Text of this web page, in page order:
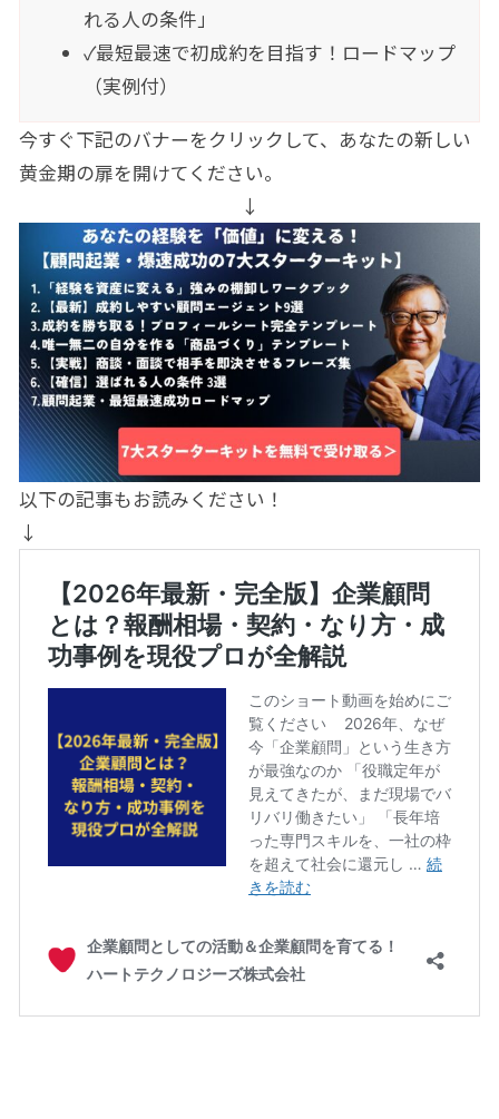
れる人の条件」
✓最短最速で初成約を目指す！ロードマップ
（実例付）
今すぐ下記のバナーをクリックして、あなたの新しい
黄金期の扉を開けてください。
↓
以下の記事もお読みください！
↓